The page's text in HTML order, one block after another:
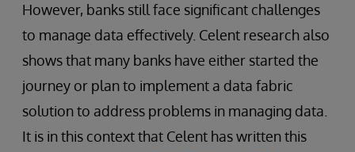
However, banks still face significant challenges
to manage data effectively. Celent research also
shows that many banks have either started the
journey or plan to implement a data fabric
solution to address problems in managing data.
It is in this context that Celent has written this